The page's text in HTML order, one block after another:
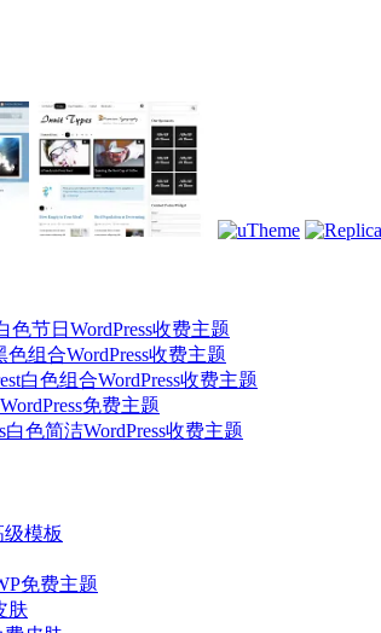
色节日WordPress收费主题
色组合WordPress收费主题
白色组合WordPress收费主题
免费主题
白色简洁WordPress收费主题
级模板
免费主题
肤